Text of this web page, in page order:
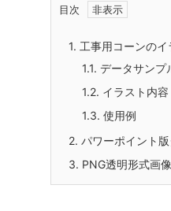
目次
1. 工事用コーンのイ
1.1. データサンプ
1.2. イラスト内容
1.3. 使用例
2. パワーポイント
3. PNG透明形式画